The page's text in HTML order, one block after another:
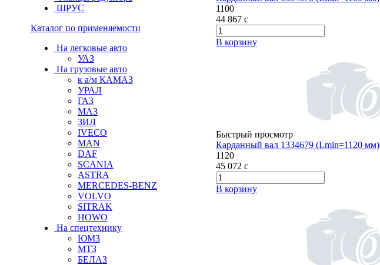
ШРУС
Каталог по применяемости
На легковые авто
УАЗ
На грузовые авто
к а/м КАМАЗ
УРАЛ
ГАЗ
МАЗ
ЗИЛ
IVECO
MAN
DAF
SCANIA
ASTRA
MERCEDES-BENZ
VOLVO
SITRAK
HOWO
На спецтехнику
ЮМЗ
МТЗ
БЕЛАЗ
1100
44 867 c
В корзину
Быстрый просмотр
Карданный вал 1334679 (Lmin=1120 мм)
1120
45 072 c
В корзину